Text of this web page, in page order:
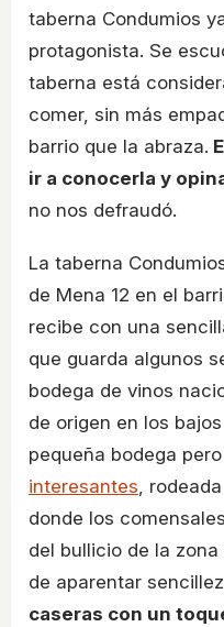
taberna Condumios
protagonista. Se
taberna está
comer, sin más
barrio que la abraza.
ir a conocerla y
no nos defraudó.
La taberna
de Mena 12 en el
recibe con una
que guarda algunos
bodega de vinos
de origen en los
pequeña bodega
interesantes,
donde los
del bullicio de la
de aparentar
caseras con un